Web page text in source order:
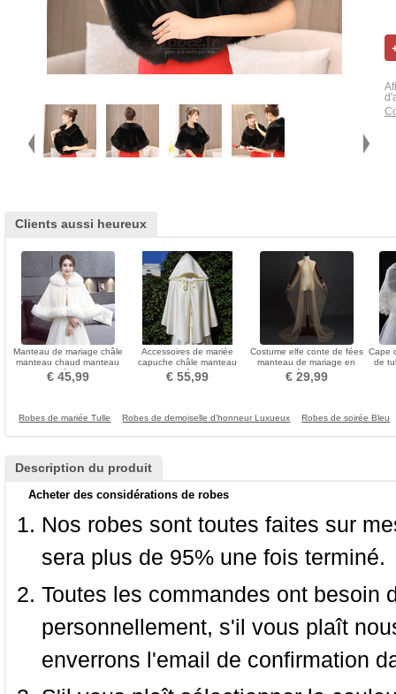
Clients aussi heureux
Manteau de mariage châle
manteau chaud manteau
rembourré en fausse
fourrure
€ 45,99
Accessoires de mariée
capuche châle manteau
châle
€ 55,99
Costume elfe conte de fées
manteau de mariage en
tulle châle costume
médiéval
€ 29,99
Cape
de
Robes de mariée Tulle Robes de demoiselle d'honneur Luxueux Robes de soirée Bleu
Description du produit
Acheter des considérations de robes
Nos robes sont toutes faites sur
sera plus de 95% une fois terminé.
Toutes les commandes ont besoin
personnellement, s'il vous plaît
enverrons l'email de confirmation